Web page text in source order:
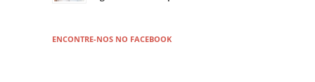
ENCONTRE-NOS NO FACEBOOK